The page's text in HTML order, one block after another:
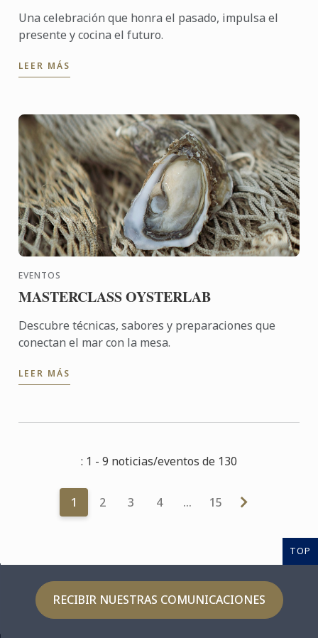
Una celebración que honra el pasado, impulsa el
presente y cocina el futuro.
LEER MÁS
EVENTOS
MASTERCLASS OYSTERLAB
Descubre técnicas, sabores y preparaciones que
conectan el mar con la mesa.
LEER MÁS
: 1 - 9 noticias/eventos de 130
1 2 3 4 … 15
TOP
RECIBIR NUESTRAS COMUNICACIONES